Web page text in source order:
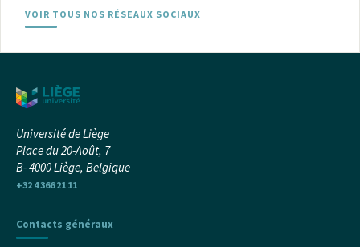
VOIR TOUS NOS RÉSEAUX SOCIAUX
Université de Liège
Place du 20-Août, 7
B- 4000 Liège, Belgique
+32 4 366 21 11
Contacts généraux